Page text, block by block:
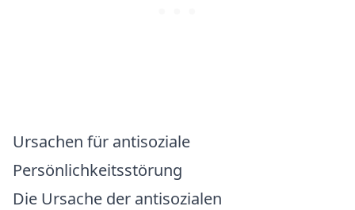
Ursachen für antisoziale
Persönlichkeitsstörung
Die Ursache der antisozialen